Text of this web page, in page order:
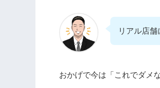
リアル店舗
おかげで今は「これでダメ